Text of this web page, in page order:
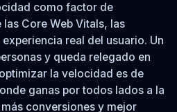
como factor de
Core Web Vitals, las
real del usuario. Un
y queda relegado en
la velocidad es de
ganas por todos lados a la
conversiones y mejor